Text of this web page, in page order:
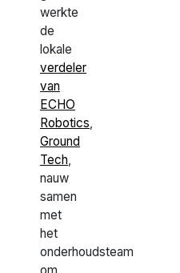
werkte
de
lokale
verdeler
van
ECHO
Robotics,
Ground
Tech,
nauw
samen
met
het
onderhoudsteam